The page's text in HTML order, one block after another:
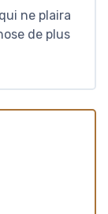
ne plaira
de plus